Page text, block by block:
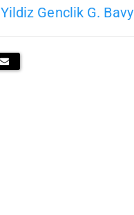
Yildiz Genclik G.